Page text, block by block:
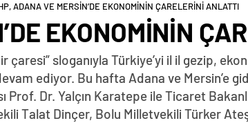
ADANA VE MERSİN’DE EKONOMİNİN ÇARELERİNİ ANLATTI
EKONOMİNİN
çaresi” sloganıyla Türkiye’yi il il gezip,
ediyor. Bu hafta Adana ve Mersin’e
Prof. Dr. Yalçın Karatepe ile Ticaret
Talat Dinçer, Bolu Milletvekili Türker